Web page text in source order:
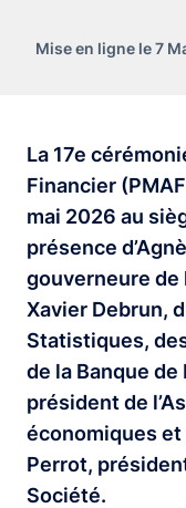
Mise en ligne le 7
La 17e
Financier
mai 2026 au
présence
gouverneure de
Xavier Debrun,
Statistiques,
de la Banque de
président de
économiques
Perrot,
Société.